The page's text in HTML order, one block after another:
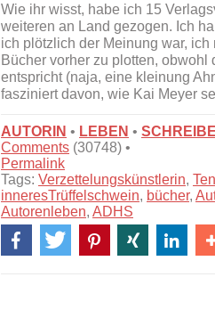
Wie ihr wisst, habe ich 15
weiteren an Land gezogen. Ich
ich plötzlich der Meinung war,
Bücher vorher zu plotten,
entspricht (naja, eine kleinung
fasziniert davon, wie Kai Meyer
AUTORIN • LEBEN •
Comments (30748) •
Permalink
Tags: Verzettelungskünstlerin,
inneresTrüffelschwein, bücher,
Autorenleben, ADHS